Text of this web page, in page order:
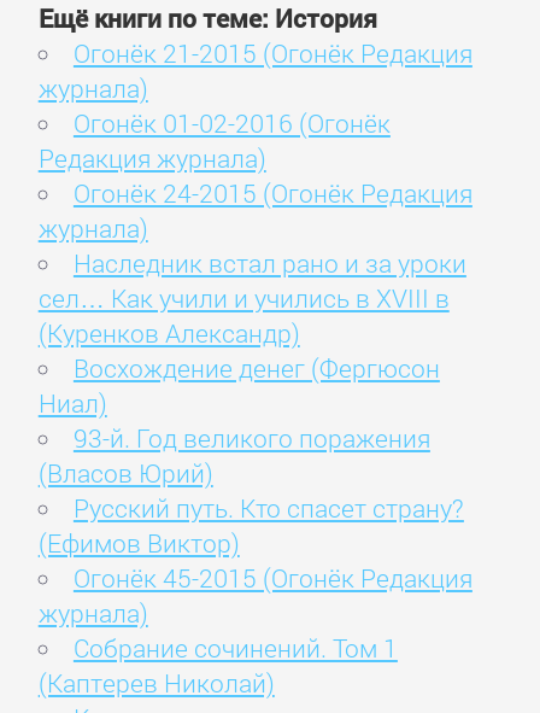
Ещё книги по теме: История
Огонёк 21-2015 (Огонёк Редакция
журнала)
Огонёк 01-02-2016 (Огонёк
Редакция журнала)
Огонёк 24-2015 (Огонёк Редакция
журнала)
Наследник встал рано и за уроки
сел… Как учили и учились в XVIII в
(Куренков Александр)
Восхождение денег (Фергюсон
Ниал)
93-й. Год великого поражения
(Власов Юрий)
Русский путь. Кто спасет страну?
(Ефимов Виктор)
Огонёк 45-2015 (Огонёк Редакция
журнала)
Собрание сочинений. Том 1
(Каптерев Николай)